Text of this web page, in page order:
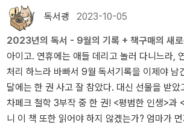
운동 참여자들에게 태아를 지칭할 때는 반드시
은...... 인간적인 용어”를 사용하고 엄마에 대해
처”같은 표현을 사용하라고 지시한다. <소리없
진짜 소리없는 등장인물은 엄마다)을 만든 버
낙태 보고서>에서 태아를 “작은 수중 탐사자”,
된 완고한 벽 뒤에 갇혀서””자궁 내에 유배된”
낙태 반대 집단은 최소한 임신부에게는 점유된
영하지만, 낙태하는 여성에 대해서는 폭파된 포
해의 수고했어 상 수전 팔루디, <백래시> ! 이건
박수를 보낼 수밖에 없습니다.. 그 많은 자료를
고맙고요. 올해의 가장 기억에 남는 이야기 상델
가 노래하는 곳>! 아주 아름다운 소설, 마음에
다. 올해의 가장 인용하기 좋은 비문학 상 요한
력>! 읽고 나서 주변에 가장 많이 떠들었던 책
니, 존경해요 상시몬 드 보부아르, <제2의 성>!
드 포>! 공동 수상입니다. 이런 멋진 언니들이
을 이해해보려고 읽었고 (정희진 선생님은 한
거리가 멀다 하셨지만), '여전히 미쳐있는'은 페
에 꿰어보게 되어 좋았다. 둘 다 두껍고 유익했
성 둘 중 좀 고민했는데, 백래시로 선택 ^^;소
권 안 읽었더라...) 청소년 소설이지만 내용도
도 좋았다.배우는 점도 많았고...특히 You
y. 라는 문장이 기억에 남는다. 어렵지만 흥미
는 단편집. 이렇게도 쓸 수 있구나, 이렇게까지
느껴졌다. 여러 반격에 대한 부당함을 따지고,
되었는지를 밝혀내기 위해 작가가 얼마나 많은
얘기를 듣고, 법원의 판례와 책이나 연설문을 읽
한 그것을 이해하기 쉬운 말로 풀어내 전달하
었다. 너무 고생했다고 작가를 한번 안아주고 싶
다. 저자가 피곤할 정도로 쪼개어 자세히 나열
거대하고 부당한, 치졸하기까지 한 여성을 향
었다. 설득력 있는 저자의 말들은 분명 사회가
독서괭 2023-10-05
2023년의 독서 - 9월의 기록 + 책구매의 새
아이고. 연휴에는 애들 데리고 놀러 다니느라,
처리 하느라 바빠서 9월 독서기록을 이제야 남
달에는 한 권 사고 잘 참았다. 대신 선물을 받
차페크 철학 3부작 중 한 권! <평범한 인생>과
니 이 책 또한 읽어야 하지 않겠는가? 엄마가